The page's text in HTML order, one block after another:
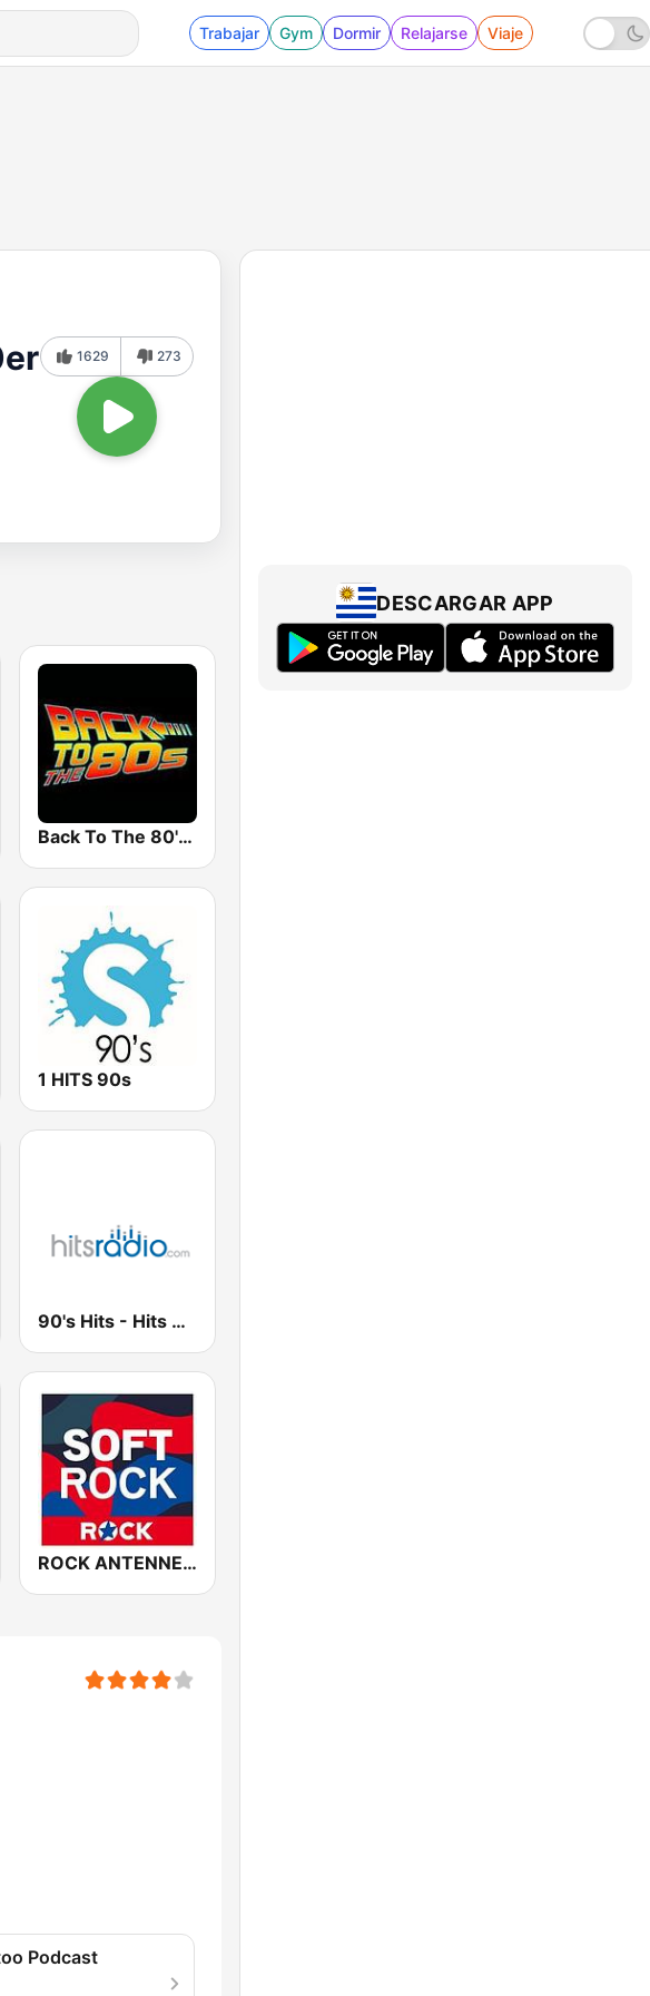
Trabajar Gym Dormir Relajarse Viaje
1629 273
Back To The 80's Radio
1 HITS 90s
90's Hits - Hits Radio
ROCK ANTENNE Soft Rock
Podcast
DESCARGAR APP